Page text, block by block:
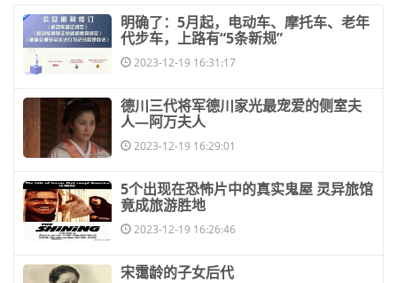
​明确了：5月起，电动车、摩托车、老年
代步车，上路有“5条新规”
2023-12-19 16:31:17
​德川三代将军德川家光最宠爱的侧室夫
人—阿万夫人
2023-12-19 16:29:01
​5个出现在恐怖片中的真实鬼屋 灵异旅馆
竟成旅游胜地
2023-12-19 16:26:46
​宋霭龄的子女后代